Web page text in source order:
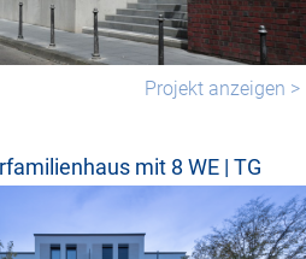
Projekt anzeigen >
mit 8 WE | TG